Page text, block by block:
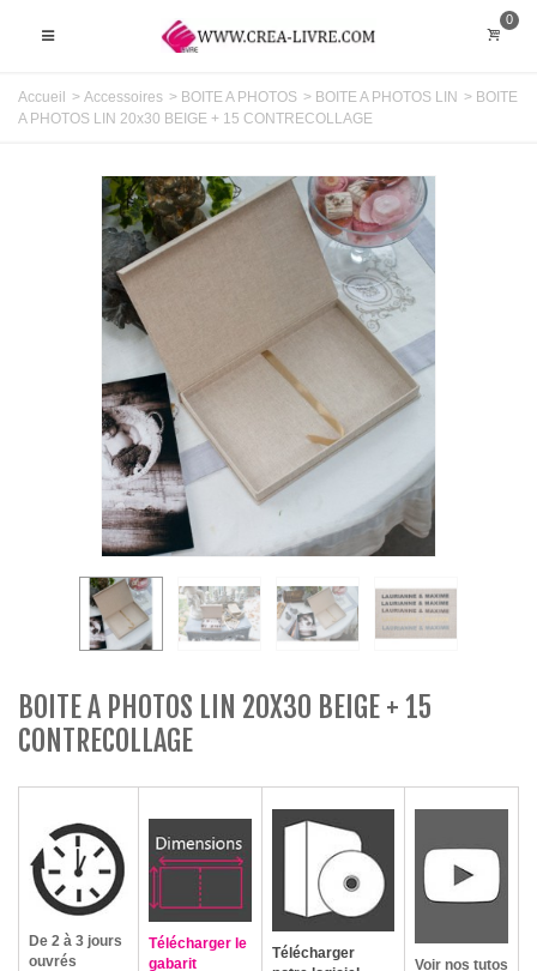
0
Accueil > Accessoires > BOITE A PHOTOS > BOITE A PHOTOS LIN > BOITE
A PHOTOS LIN 20x30 BEIGE + 15 CONTRECOLLAGE
BOITE A PHOTOS LIN 20X30 BEIGE + 15
CONTRECOLLAGE
De 2 à 3 jours
ouvrés
Télécharger le
gabarit
Télécharger
Voir nos tutos